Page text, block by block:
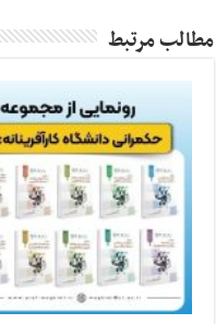
مطالب مرتبط